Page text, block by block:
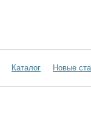
Каталог Новые